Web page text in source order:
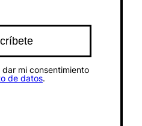
mi consentimiento
de datos.